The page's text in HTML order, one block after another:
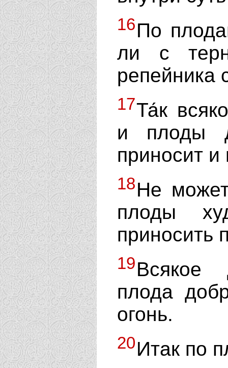
16По
ли с
репейника
17Та́к
и плоды
приносит
18Не
плоды
приносить
19Всякое
плода
огонь.
20Итак по